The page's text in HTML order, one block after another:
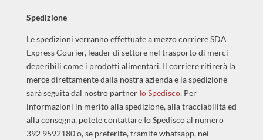
Spedizione
Le spedizioni verranno effettuate a mezzo corriere SDA
Express Courier, leader di settore nel trasporto di merci
deperibili come i prodotti alimentari. Il corriere ritirerà la
merce direttamente dalla nostra azienda e la spedizione
sarà seguita dal nostro partner Io Spedisco. Per
informazioni in merito alla spedizione, alla tracciabilità ed
alla consegna, potete contattare Io Spedisco al numero
392 9592180 o, se preferite, tramite whatsapp, nei